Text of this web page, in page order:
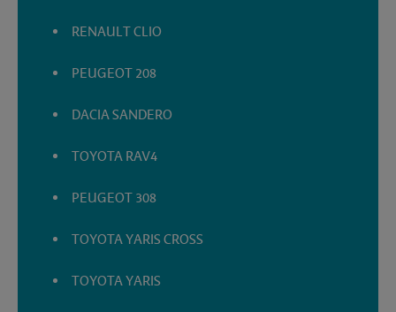
RENAULT CLIO
PEUGEOT 208
DACIA SANDERO
TOYOTA RAV4
PEUGEOT 308
TOYOTA YARIS CROSS
TOYOTA YARIS